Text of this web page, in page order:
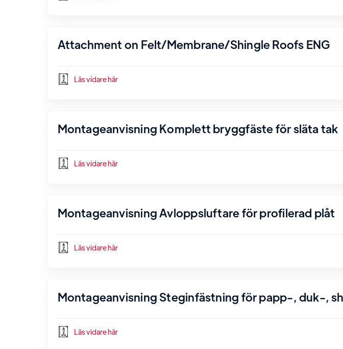
Attachment on Felt/Membrane/Shingle Roofs ENG
Läs vidare här
Montageanvisning Komplett bryggfäste för släta tak
Läs vidare här
Montageanvisning Avloppsluftare för profilerad plåt
Läs vidare här
Montageanvisning Steginfästning för papp-, duk-,
Läs vidare här